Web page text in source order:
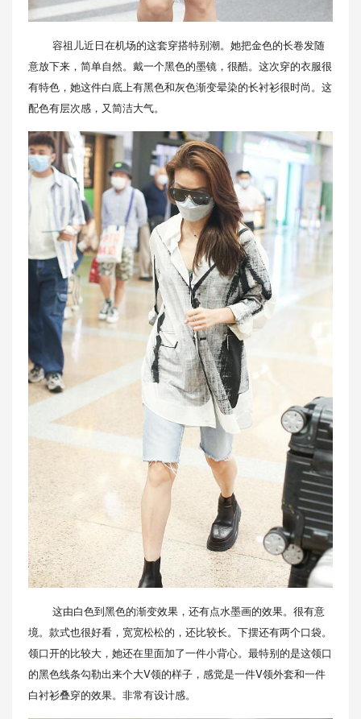
容祖儿近日在机场的这套穿搭特别潮。她把金色的长卷发随
意放下来，简单自然。戴一个黑色的墨镜，很酷。这次穿的衣服很
有特色，她这件白底上有黑色和灰色渐变晕染的长衬衫很时尚。这
配色有层次感，又简洁大气。
这由白色到黑色的渐变效果，还有点水墨画的效果。很有意
境。款式也很好看，宽宽松松的，还比较长。下摆还有两个口袋。
领口开的比较大，她还在里面加了一件小背心。最特别的是这领口
的黑色线条勾勒出来个大V领的样子，感觉是一件V领外套和一件
白衬衫叠穿的效果。非常有设计感。